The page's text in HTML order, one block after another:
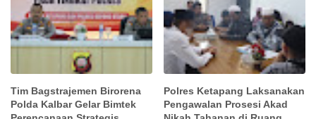
Tim Bagstrajemen Birorena
Polda Kalbar Gelar Bimtek
Polres Ketapang Laksanakan
Pengawalan Prosesi Akad